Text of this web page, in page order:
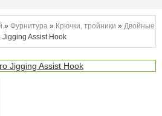
» Фурнитура » Крючки, тройники » Двойные
Jigging Assist Hook